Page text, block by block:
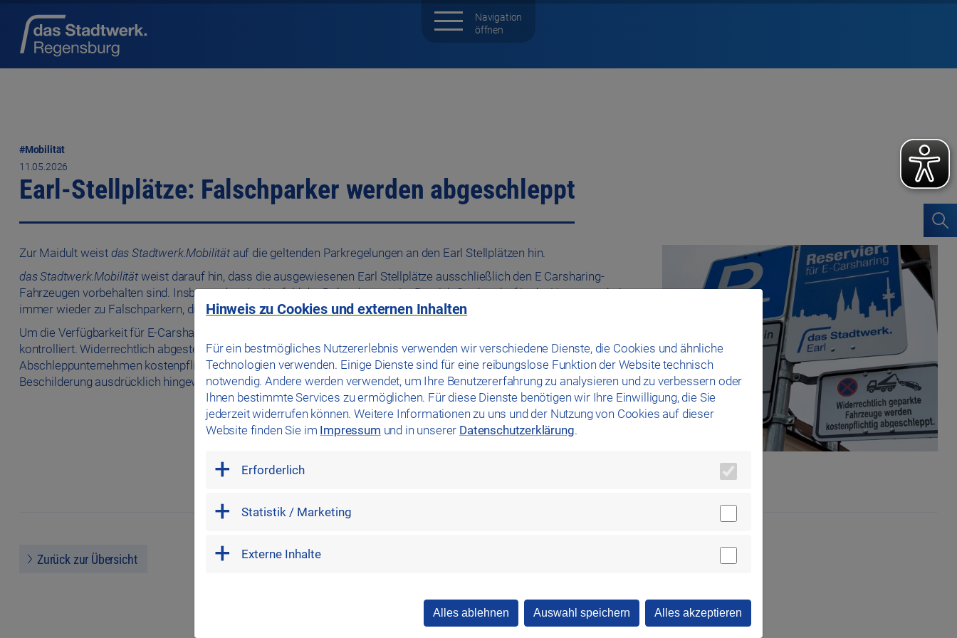
#Mobilität
11.05.2026
Earl-Stellplätze: Falschparker werden abgeschleppt
Zur Maidult weist das Stadtwerk.Mobilitätauf die geltenden Parkregelungen an den Earl Stellplätzen hin.
das Stadtwerk.Mobilitätweist darauf hin, dass die ausgewiesenen Earl Stellplätze ausschließlich den E Carsharing-
Fahrzeugen vorbehalten sind. Insbesondere im Umfeld der Dulten kam es im Bereich Stadtamhof in der Vergangenheit
immer wieder zu Falschparkern, die die Nutzung der Stellplätze blockierten.
Um die Verfügbarkeit für E-Carsharing-Nutzer sicherzustellen, werden die Parkplätze seit Ende Dezember regelmäßig
kontrolliert. Widerrechtlich abgestellte Fahrzeuge werden durch ein vondas Stadtwerk.Mobilitätbeauftragtes
Abschleppunternehmen kostenpflichtig abgeschleppt. Darauf wird an allen Earl Stellplätzen durch gut sichtbare
Beschilderung ausdrücklich hingewiesen.
Zurück zur Übersicht
Hinweis zu Cookies und externen Inhalten
Für ein bestmögliches Nutzererlebnis verwenden wir verschiedene Dienste, die Cookies und ähnliche
Technologien verwenden. Einige Dienste sind für eine reibungslose Funktion der Website technisch
notwendig. Andere werden verwendet, um Ihre Benutzererfahrung zu analysieren und zu verbessern oder
Ihnen bestimmte Services zu ermöglichen. Für diese Dienste benötigen wir Ihre Einwilligung, die Sie
jederzeit widerrufen können. Weitere Informationen zu uns und der Nutzung von Cookies auf dieser
Website finden Sie im Impressum und in unserer Datenschutzerklärung.
Erforderlich
Statistik / Marketing
Externe Inhalte
Alles ablehnen Auswahl speichern Alles akzeptieren